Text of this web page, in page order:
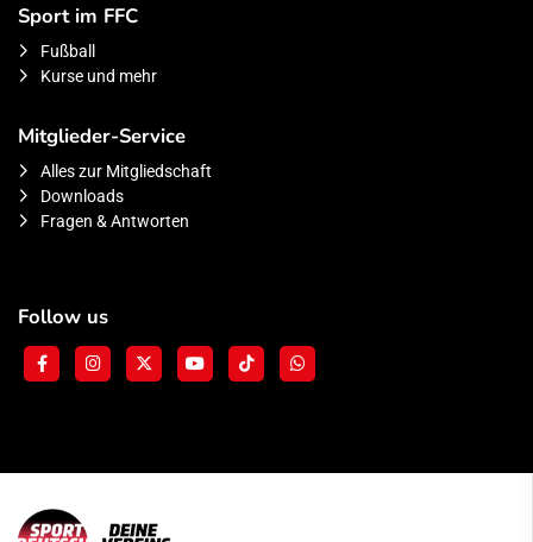
Sport im FFC
Fußball
Kurse und mehr
Mitglieder-Service
Alles zur Mitgliedschaft
Downloads
Fragen & Antworten
Follow us